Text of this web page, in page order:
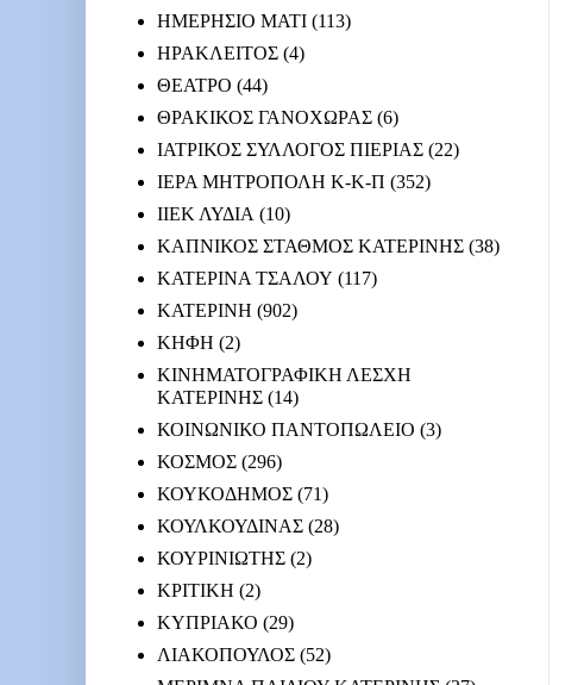
ΗΜΕΡΗΣΙΟ ΜΑΤΙ (113)
ΗΡΑΚΛΕΙΤΟΣ (4)
ΘΕΑΤΡΟ (44)
ΘΡΑΚΙΚΟΣ ΓΑΝΟΧΩΡΑΣ (6)
ΙΑΤΡΙΚΟΣ ΣΥΛΛΟΓΟΣ ΠΙΕΡΙΑΣ (22)
ΙΕΡΑ ΜΗΤΡΟΠΟΛΗ Κ-Κ-Π (352)
ΙΙΕΚ ΛΥΔΙΑ (10)
ΚΑΠΝΙΚΟΣ ΣΤΑΘΜΟΣ ΚΑΤΕΡΙΝΗΣ (38)
ΚΑΤΕΡΙΝΑ ΤΣΑΛΟΥ (117)
ΚΑΤΕΡΙΝΗ (902)
ΚΗΦΗ (2)
ΚΙΝΗΜΑΤΟΓΡΑΦΙΚΗ ΛΕΣΧΗ
ΚΑΤΕΡΙΝΗΣ (14)
ΚΟΙΝΩΝΙΚΟ ΠΑΝΤΟΠΩΛΕΙΟ (3)
ΚΟΣΜΟΣ (296)
ΚΟΥΚΟΔΗΜΟΣ (71)
ΚΟΥΛΚΟΥΔΙΝΑΣ (28)
ΚΟΥΡΙΝΙΩΤΗΣ (2)
ΚΡΙΤΙΚΗ (2)
ΚΥΠΡΙΑΚΟ (29)
ΛΙΑΚΟΠΟΥΛΟΣ (52)